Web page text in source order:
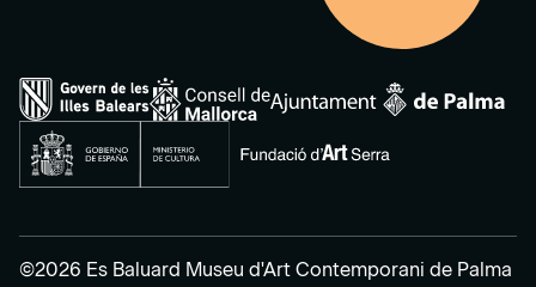
©2026 Es Baluard Museu d'Art Contemporani de Palma